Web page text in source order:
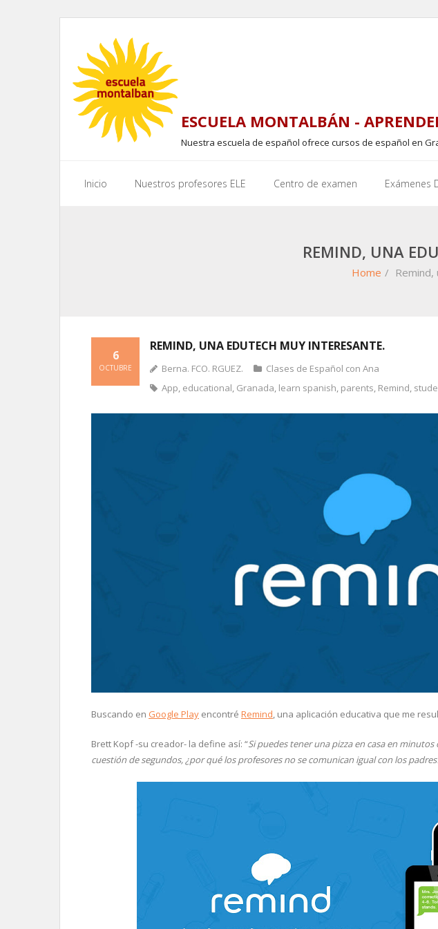
content
ESCUELA MONTALBÁN -
Nuestra escuela de español ofrece cursos de español en
Inicio Nuestros profesores ELE Centro de examen Exámenes
REMIND, UNA
Home /
REMIND, UNA EDUTECH MUY INTERESANTE.
6
OCTUBRE Berna. FCO. RGUEZ.
Clases de Español con Ana
App, educational, Granada, learn spanish, parents, Remind,
Buscando en Google Play encontré Remind, una aplicación educativa que me
Brett Kopf -su creador- la define así: “Si puedes tener una pizza en casa en
cuestión de segundos, ¿por qué los profesores no se comunican igual con los